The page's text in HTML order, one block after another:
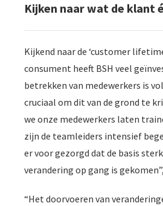
Kijken naar wat de klant
Kijkend naar de ‘customer
consument heeft BSH veel
betrekken van medewerkers is
cruciaal om dit van de grond te
we onze medewerkers laten
zijn de teamleiders intensief
er voor gezorgd dat de basis
verandering op gang is
“Het doorvoeren van